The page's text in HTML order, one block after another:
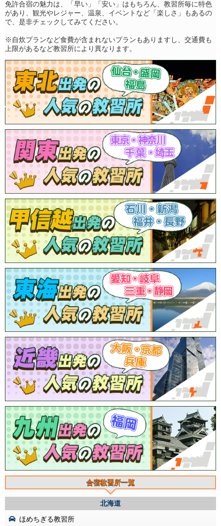
免許合宿の魅力は、「早い」「安い」はもちろん、教習所毎に特色
があり、観光やレジャー、温泉、イベントなど「楽しさ」もあるの
で、是非チェックしてみてください。
※自炊プランなど食費が含まれないプランもありますし、交通費も
上限があるなど教習所により異なります。
合宿教習所一覧
北海道
ほめちぎる教習所